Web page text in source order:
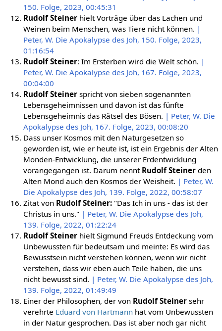
150. Folge, 2023, 00:45:31
Rudolf Steinerhielt Vorträge über das Lachen und
Weinen beim Menschen, was Tiere nicht können. |
Peter, W. Die Apokalypse des Joh, 150. Folge, 2023,
01:16:54
Rudolf Steiner: Im Ersterben wird die Welt schön. |
Peter, W. Die Apokalypse des Joh, 167. Folge, 2023,
00:04:00
Rudolf Steinerspricht von sieben sogenannten
Lebensgeheimnissen und davon ist das fünfte
Lebensgeheimnis das Rätsel des Bösen. | Peter, W. Die
Apokalypse des Joh, 167. Folge, 2023, 00:08:20
Dass unser Kosmos mit den Naturgesetzen so
geworden ist, wie er heute ist, ist ein Ergebnis der Alten
Monden-Entwicklung, die unserer Erdentwicklung
vorangegangen ist. Darum nennt Rudolf Steinerden
Alten Mond auch den Kosmos der Weisheit. | Peter, W.
Die Apokalypse des Joh, 139. Folge, 2022, 00:58:07
Zitat von Rudolf Steiner:"Das Ich in uns - das ist der
Christus in uns." | Peter, W. Die Apokalypse des Joh,
139. Folge, 2022, 01:22:24
Rudolf Steinerhielt Sigmund Freuds Entdeckung vom
Unbewussten für bedeutsam und meinte: Es wird das
Bewusstsein nicht verstehen können, wenn wir nicht
verstehen, dass wir eben auch Teile haben, die uns
nicht bewusst sind. | Peter, W. Die Apokalypse des Joh,
139. Folge, 2022, 01:49:49
Einer der Philosophen, der von Rudolf Steinersehr
verehrte Eduard von Hartmannhat vom Unbewussten
in der Natur gesprochen. Das ist aber noch gar nicht